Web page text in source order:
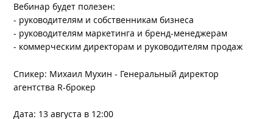
Вебинар будет полезен:
- руководителям и собственникам бизнеса
- руководителям маркетинга и бренд-менеджерам
- коммерческим директорам и руководителям продаж
Спикер: Михаил Мухин - Генеральный директор
агентства R-брокер
Дата: 13 августа в 12:00